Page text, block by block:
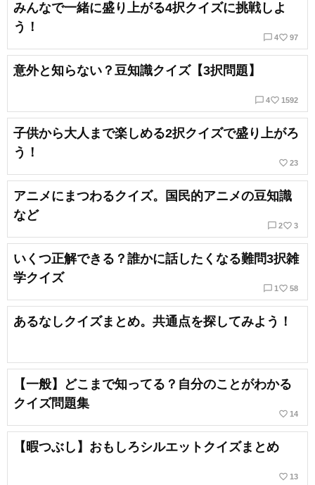
みんなで一緒に盛り上がる4択クイズに挑戦しよ
う！
chat_bubble_outline 4favorite_border 97
意外と知らない？豆知識クイズ【3択問題】
chat_bubble_outline 4favorite_border 1592
子供から大人まで楽しめる2択クイズで盛り上がろ
う！
favorite_border 23
アニメにまつわるクイズ。国民的アニメの豆知識
など
chat_bubble_outline 2favorite_border 3
いくつ正解できる？誰かに話したくなる難問3択雑
学クイズ
chat_bubble_outline 1 favorite_border 58
あるなしクイズまとめ。共通点を探してみよう！
【一般】どこまで知ってる？自分のことがわかる
クイズ問題集
favorite_border 14
【暇つぶし】おもしろシルエットクイズまとめ
favorite_border 13